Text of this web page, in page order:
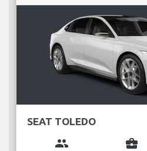
SEAT TOLEDO
group business_center